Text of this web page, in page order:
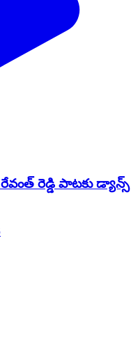
రెడ్డి పాటకు డ్యాన్స్